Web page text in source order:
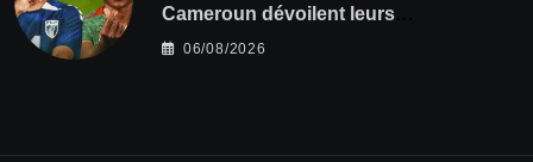
Cameroun dévoilent leurs
compositions
06/08/2026